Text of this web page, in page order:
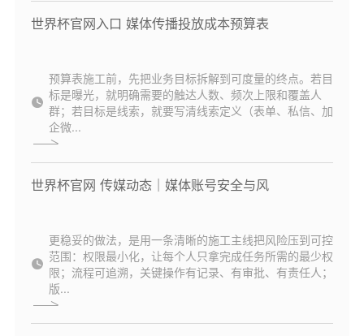
世界杯官网入口 媒体传播投放成本预算表
预算表施工前，先把业务目标拆解到可度量的终点。若目
标是曝光，就明确需要的触达人数、频次上限和覆盖人
群；若目标是线索，就要写清线索定义（表单、私信、加
企微...
世界杯官网 传媒动态｜媒体账号安全与风
更稳妥的做法，是用一条清晰的施工主线把风险压到可控
范围：权限最小化，让每个人只拿完成任务所需的最少权
限；流程可追溯，关键操作有记录、有审批、有责任人；
版...